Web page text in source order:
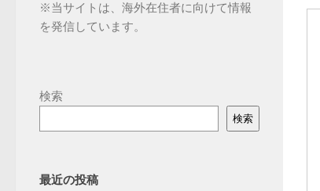
※当サイトは、海外在住者に向けて情報
を発信しています。
検索
検索
最近の投稿